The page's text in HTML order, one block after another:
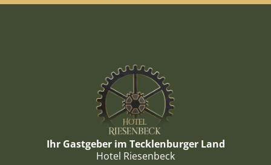
Ihr Gastgeber im Tecklenburger Land
Hotel Riesenbeck